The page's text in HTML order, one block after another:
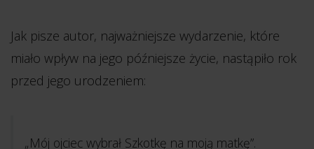
Jak pisze autor, najważniejsze wydarzenie, które
miało wpływ na jego późniejsze życie, nastąpiło rok
przed jego urodzeniem:
„Mój ojciec wybrał Szkotkę na moją matkę”.